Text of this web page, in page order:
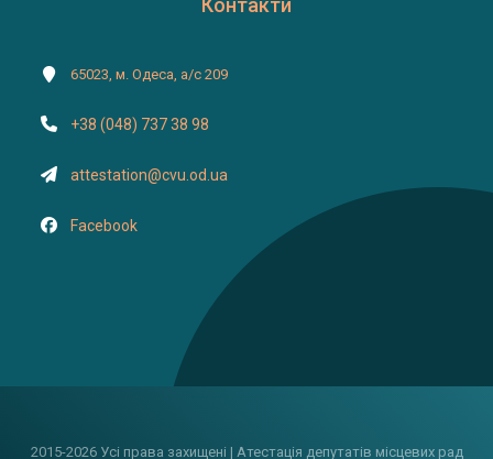
Контакти
65023, м. Одеса, а/с 209
+38 (048) 737 38 98
attestation@cvu.od.ua
Facebook
2015-2026 Усі права захищені | Атестація депутатів місцевих рад